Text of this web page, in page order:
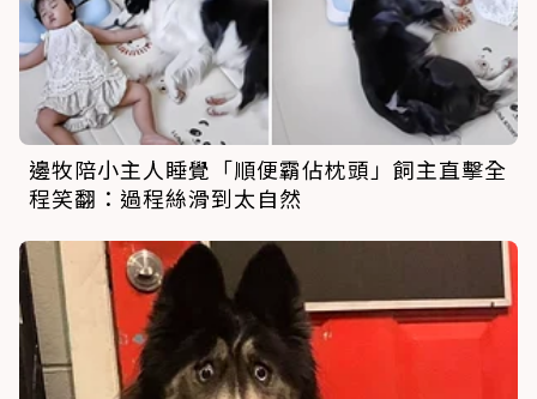
邊牧陪小主人睡覺「順便霸佔枕頭」飼主直擊全
程笑翻：過程絲滑到太自然